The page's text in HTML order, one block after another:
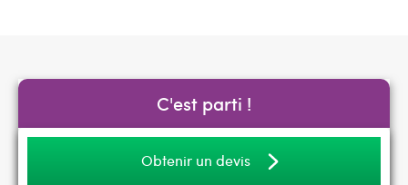
C'est parti !
Obtenir un devis